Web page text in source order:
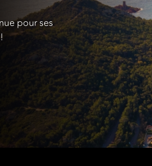
pour ses